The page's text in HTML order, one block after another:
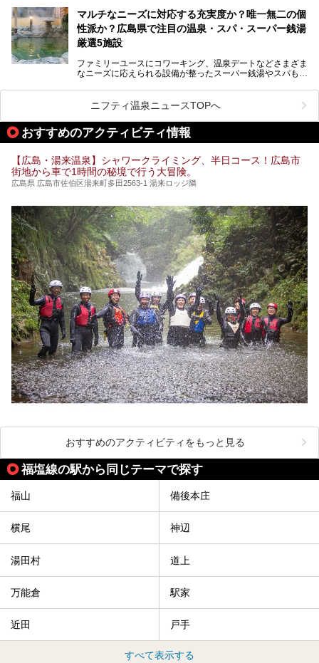
る、広島県でオススメの温泉・銭湯・スパをご紹介していき
ます！
マルチなニーズに対応する充実度か？唯一無二の個
性派か？広島県で注目の温泉・スパ・スーパー銭湯
厳選5施設
ファミリーユースにコワーキング、温泉デートなどさまざま
なニーズに応えられる設備が整ったスーパー銭湯やスパも、
いった個性が魅力の温泉も、どちらも充実している広島県。
今回は、そんな広島県にある温浴施設のなかから、筆者が
「一度訪ねてみたい」と気になっている魅力的な施設を5件
ピックアップして紹介します。
※2021/07/30時点の情報です。
ニフティ温泉ニュースTOPへ
おすすめのアクティビティ情報
【広島・湯来温泉】シャワークライミング、半日コース！広島市
街地から車で1時間の秘境で行う大冒険。
広島県 広島市佐伯区湯来町多田2563-1 湯来ロッジ隣
おすすめのアクティビティをもっと見る
福塩線の駅から同じテーマで探す
福山 備後本庄
横尾 神辺
湯田村 道上
万能倉 駅家
近田 戸手
すべて表示する